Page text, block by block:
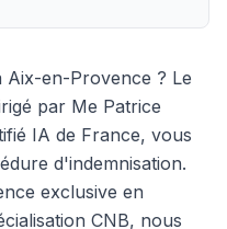
Aix-en-Provence ? Le
par Me Patrice
IA de France, vous
d'indemnisation.
exclusive en
CNB, nous